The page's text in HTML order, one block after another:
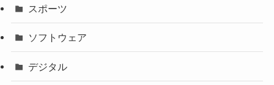
スポーツ
ソフトウェア
デジタル